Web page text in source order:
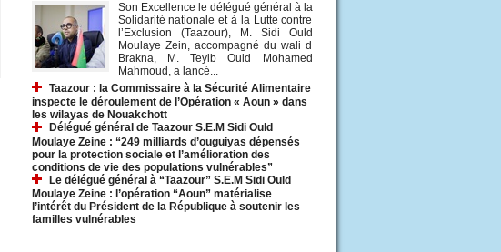
Son Excellence le délégué général à la
Solidarité nationale et à la Lutte contre
l’Exclusion (Taazour), M. Sidi Ould
Moulaye Zein, accompagné du wali d
Brakna, M. Teyib Ould Mohamed
Mahmoud, a lancé...
Taazour : la Commissaire à la Sécurité Alimentaire
inspecte le déroulement de l’Opération « Aoun » dans
les wilayas de Nouakchott
Délégué général de Taazour S.E.M Sidi Ould
Moulaye Zeine : “249 milliards d’ouguiyas dépensés
pour la protection sociale et l’amélioration des
conditions de vie des populations vulnérables”
Le délégué général à “Taazour” S.E.M Sidi Ould
Moulaye Zeine : l’opération “Aoun” matérialise
l’intérêt du Président de la République à soutenir les
familles vulnérables